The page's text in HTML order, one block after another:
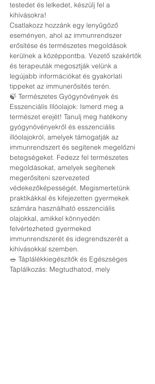
testedet és lelkedet, készülj fel a
kihívásokra!
Csatlakozz hozzánk egy lenyűgöző
eseményen, ahol az immunrendszer
erősítése és természetes megoldások
kerülnek a középpontba. Vezető szakértők
és terapeuták megosztják velünk a
legújabb információkat és gyakorlati
tippeket az immunerősítés terén.
🍃 Természetes Gyógynövények és
Esszenciális Illóolajok: Ismerd meg a
természet erejét! Tanulj meg hatékony
gyógynövényekről és esszenciális
illóolajokról, amelyek támogatják az
immunrendszert és segítenek megelőzni
betegségeket. Fedezz fel természetes
megoldásokat, amelyek segítenek
megerősíteni szervezeted
védekezőképességét. Megismertetünk
praktikákkal és kifejezetten gyermekek
számára használható esszenciális
olajokkal, amikkel könnyedén
felvértezheted gyermeked
immunrendszerét és idegrendszerét a
kihívásokkal szemben.
🥗 Táplálékkiegészítők és Egészséges
Táplálkozás: Megtudhatod, mely